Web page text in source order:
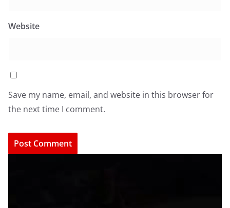
Website
Save my name, email, and website in this browser for
the next time I comment.